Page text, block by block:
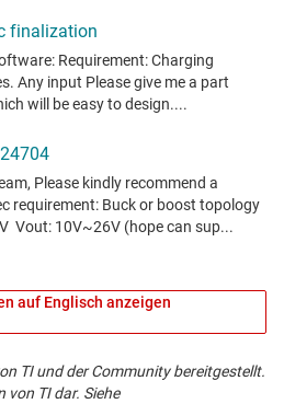
auf Englisch anzeigen
TI und der Community bereitgestellt.
von TI dar. Siehe